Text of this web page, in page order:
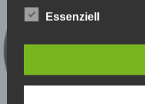
dies zu gewährleisten,
Begrifflichkeiten
Wir verwenden in
Essenziell